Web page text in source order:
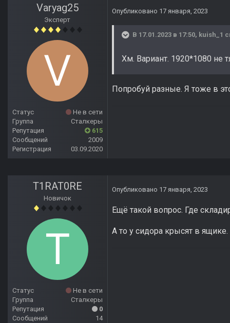
Varyag25
Эксперт
Статус
Не в сети
Группа
Сталкеры
Репутация
615
Сообщений
2009
Регистрация
03.09.2020
Опубликовано 17 января, 2023
В 17.01.2023 в 17:50, kuish_1
Хм. Вариант. 1920*1080 не
Попробуй разные. Я тоже в
T1RAT0RE
Новичок
Статус
Не в сети
Группа
Сталкеры
Репутация
0
Сообщений
14
Опубликовано 17 января, 2023
Ещё такой вопрос. Где
А то у сидора крысят в